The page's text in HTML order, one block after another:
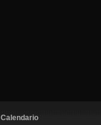
Calendario